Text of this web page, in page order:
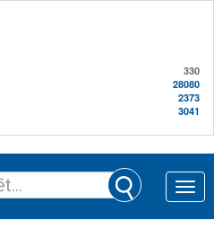
330
28080
2373
3041
Toggle